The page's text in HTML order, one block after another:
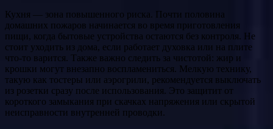
Кухня — зона повышенного риска. Почти половина
домашних пожаров начинается во время приготовления
пищи, когда бытовые устройства остаются без контроля. Не
стоит уходить из дома, если работает духовка или на плите
что-то варится. Также важно следить за чистотой: жир и
крошки могут внезапно воспламениться. Мелкую технику,
такую как тостеры или аэрогрили, рекомендуется выключать
из розетки сразу после использования. Это защитит от
короткого замыкания при скачках напряжения или скрытой
неисправности внутренней проводки.